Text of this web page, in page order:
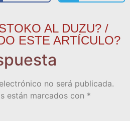
AL DUZU? /
ESTE ARTÍCULO?
no será publicada.
están marcados con *